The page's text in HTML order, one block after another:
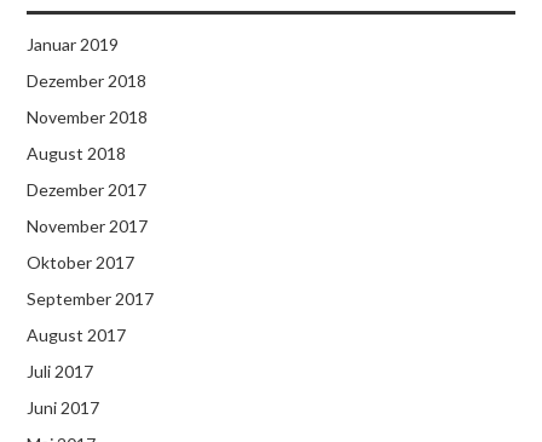
Januar 2019
Dezember 2018
November 2018
August 2018
Dezember 2017
November 2017
Oktober 2017
September 2017
August 2017
Juli 2017
Juni 2017